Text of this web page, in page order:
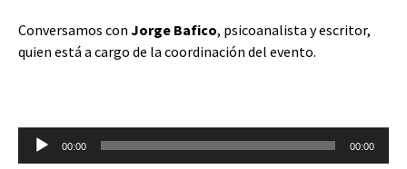
Conversamos con Jorge Bafico, psicoanalista y escritor,
quien está a cargo de la coordinación del evento.
Reproductor
de
00:00 00:00